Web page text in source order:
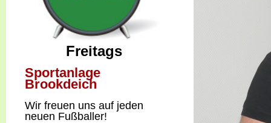
Freitags
Sportanlage
Brookdeich
Wir freuen uns auf jeden
neuen Fußballer!